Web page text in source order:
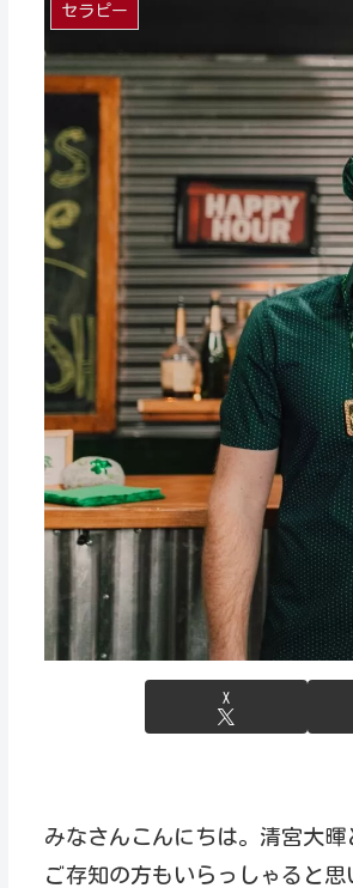
セラピー
X
みなさんこんにちは。清宮大暉
ご存知の方もいらっしゃると